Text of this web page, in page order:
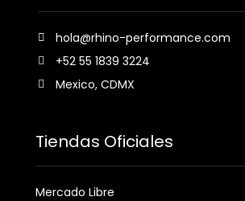
hola@rhino-performance.com
+52 55 1839 3224
Mexico, CDMX
Tiendas Oficiales
Mercado Libre